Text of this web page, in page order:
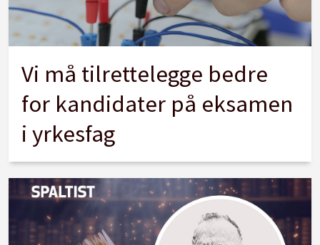
Vi må tilrettelegge bedre
for kandidater på eksamen
i yrkesfag